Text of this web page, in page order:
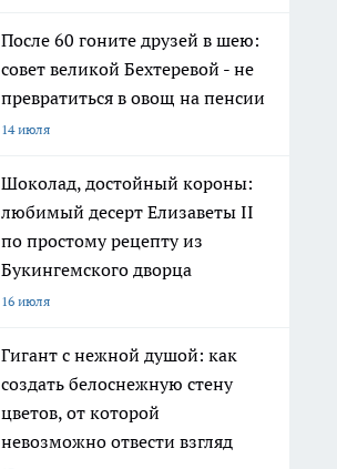
После 60 гоните друзей в шею:
совет великой Бехтеревой - не
превратиться в овощ на пенсии
14 июля
Шоколад, достойный короны:
любимый десерт Елизаветы II
по простому рецепту из
Букингемского дворца
16 июля
Гигант с нежной душой: как
создать белоснежную стену
цветов, от которой
невозможно отвести взгляд